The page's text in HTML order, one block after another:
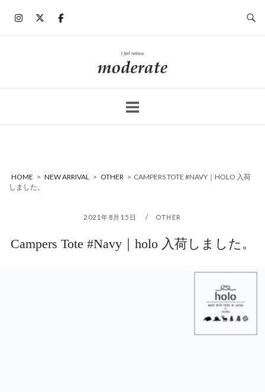
ホ
ー
HOME > NEW ARRIVAL > OTHER > CAMPERS TOTE #NAVY｜HOLO 入荷
しました。
2021年8月15日 OTHER
Campers Tote #Navy｜holo 入荷しました。